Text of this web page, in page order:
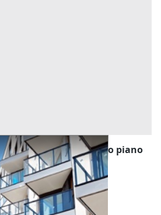
in condominio al primo piano
€